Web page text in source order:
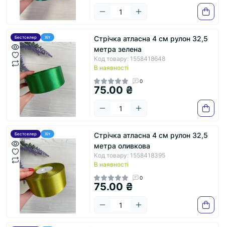
Бестселер Хіт
Стрічка атласна 4 см рулон 32,5
метра зелена
Код товару: 1558418648
В наявності
0
75.00 ₴
Бестселер Хіт
Стрічка атласна 4 см рулон 32,5
метра оливкова
Код товару: 1558418395
В наявності
0
75.00 ₴